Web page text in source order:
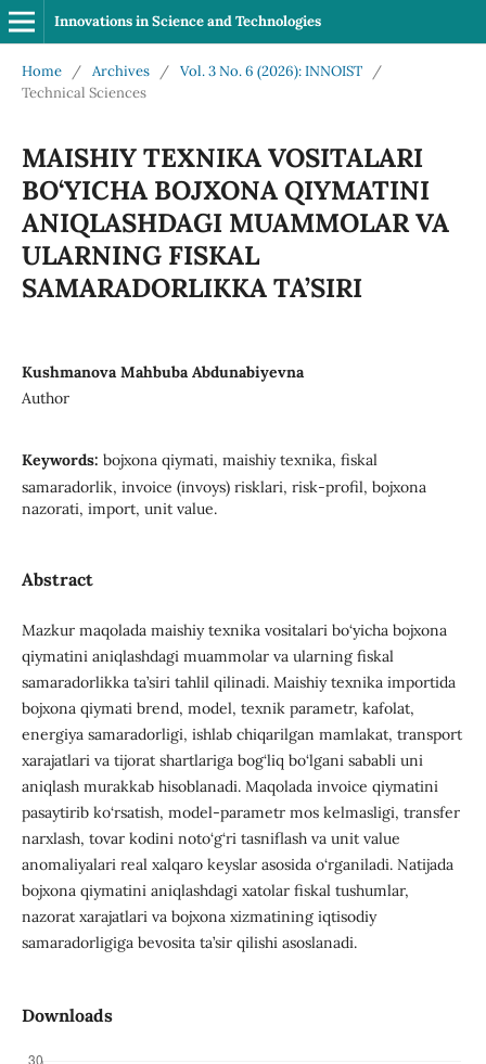
Innovations in Science and Technologies
Home / Archives / Vol. 3 No. 6 (2026): INNOIST
/
Technical Sciences
MAISHIY TEXNIKA VOSITALARI
BO‘YICHA BOJXONA QIYMATINI
ANIQLASHDAGI MUAMMOLAR VA
ULARNING FISKAL
SAMARADORLIKKA TA’SIRI
Kushmanova Mahbuba Abdunabiyevna
Author
Keywords: bojxona qiymati, maishiy texnika, fiskal
samaradorlik, invoice (invoys) risklari, risk-profil, bojxona
nazorati, import, unit value.
Abstract
Mazkur maqolada maishiy texnika vositalari bo‘yicha bojxona
qiymatini aniqlashdagi muammolar va ularning fiskal
samaradorlikka ta’siri tahlil qilinadi. Maishiy texnika importida
bojxona qiymati brend, model, texnik parametr, kafolat,
energiya samaradorligi, ishlab chiqarilgan mamlakat, transport
xarajatlari va tijorat shartlariga bog‘liq bo‘lgani sababli uni
aniqlash murakkab hisoblanadi. Maqolada invoice qiymatini
pasaytirib ko‘rsatish, model-parametr mos kelmasligi, transfer
narxlash, tovar kodini noto‘g‘ri tasniflash va unit value
anomaliyalari real xalqaro keyslar asosida o‘rganiladi. Natijada
bojxona qiymatini aniqlashdagi xatolar fiskal tushumlar,
nazorat xarajatlari va bojxona xizmatining iqtisodiy
samaradorligiga bevosita ta’sir qilishi asoslanadi.
Downloads